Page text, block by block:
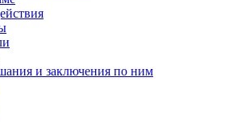
и заключения по ним